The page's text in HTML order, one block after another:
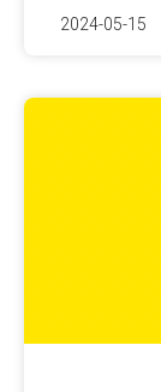
2024-05-15